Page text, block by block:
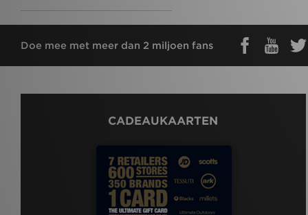
Under Armour(10)
Unlike Humans(5)
Doe mee met meer dan 2 miljoen fans
CADEAUKAARTEN